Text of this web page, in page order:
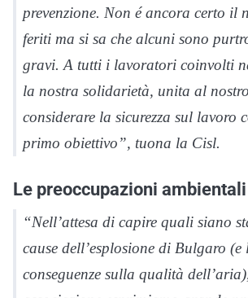
prevenzione. Non é ancora certo il
feriti ma si sa che alcuni sono
gravi. A tutti i lavoratori coinvolti
la nostra solidarietà, unita al
considerare la sicurezza sul lavoro
primo obiettivo”, tuona la Cisl.
Le preoccupazioni ambientali
“Nell’attesa di capire quali siano
cause dell’esplosione di Bulgaro (e
conseguenze sulla qualità